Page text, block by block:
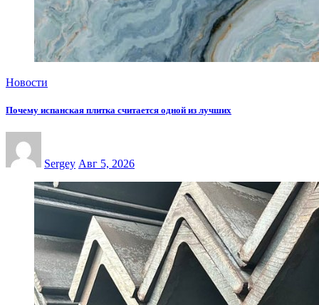
Новости
Почему испанская плитка считается одной из лучших
Sergey Авг 5, 2026